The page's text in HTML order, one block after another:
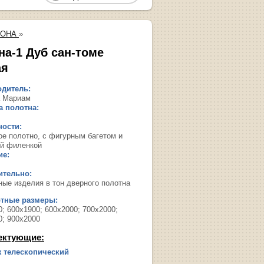
»
1 Дуб сан-томе
Мариам
полотна:
полотно, с фигурным багетом и
филенкой
изделия в тон дверного полотна
размеры:
600х1900; 600х2000; 700х2000;
900х2000
телескопический